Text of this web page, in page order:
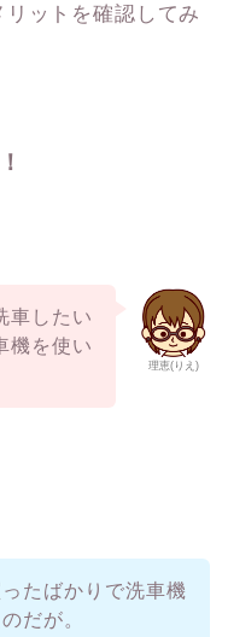
ットを確認してみ
理恵(りえ)
車したい
機を使い
たばかりで洗車機
だが。